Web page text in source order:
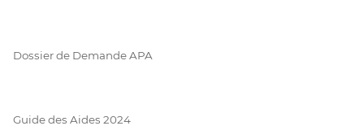
Dossier de Demande APA
Guide des Aides 2024